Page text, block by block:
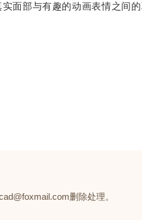
面部与有趣的动画表情之间
删除处理。